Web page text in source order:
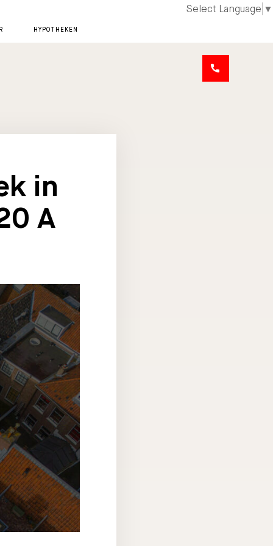
Select Language ▼
HYPOTHEKEN
in
A